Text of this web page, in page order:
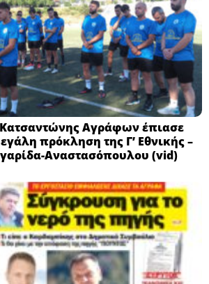
Αγράφων έπιασε
πρόκληση της Γ’ Εθνικής –
Αναστασόπουλου (vid)